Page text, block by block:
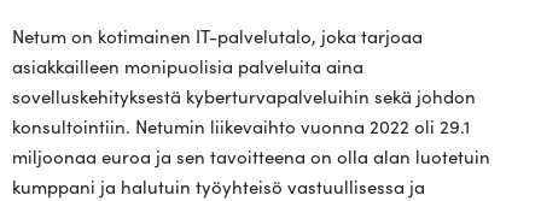
Netum on kotimainen IT-palvelutalo, joka tarjoaa
asiakkailleen monipuolisia palveluita aina
sovelluskehityksestä kyberturvapalveluihin sekä johdon
konsultointiin. Netumin liikevaihto vuonna 2022 oli 29.1
miljoonaa euroa ja sen tavoitteena on olla alan luotetuin
kumppani ja halutuin työyhteisö vastuullisessa ja